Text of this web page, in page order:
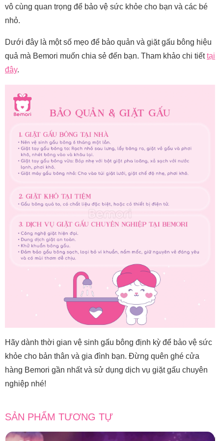
vô cùng quan trọng để bảo vệ sức khỏe cho bạn và các bé
nhỏ.
Dưới đây là một số mẹo để bảo quản và giặt gấu bông hiệu
quả mà Bemori muốn chia sẻ đến bạn. Tham khảo chi tiếttại
đây.
Hãy dành thời gian vệ sinh gấu bông định kỳ để bảo vệ sức
khỏe cho bản thân và gia đình bạn. Đừng quên ghé cửa
hàng Bemori gần nhất và sử dụng dịch vụ giặt gấu chuyên
nghiệp nhé!
SẢN PHẨM TƯƠNG TỰ